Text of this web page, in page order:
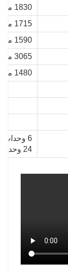
1830 مم
1715 مم
1590 مم
3065 مم
1480 مم
6 وحدات في حاوية 20GP
24 وحدة في حاوية 40GP